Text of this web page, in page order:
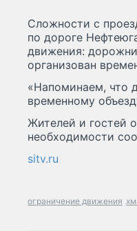
Сложности с
по дороге
движения:
организован
«Напоминаем, что
временному
Жителей и гостей
необходимости
sitv.ru
ограничение движения